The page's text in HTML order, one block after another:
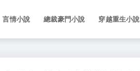
言情小說 總裁豪門小說 穿越重生小說